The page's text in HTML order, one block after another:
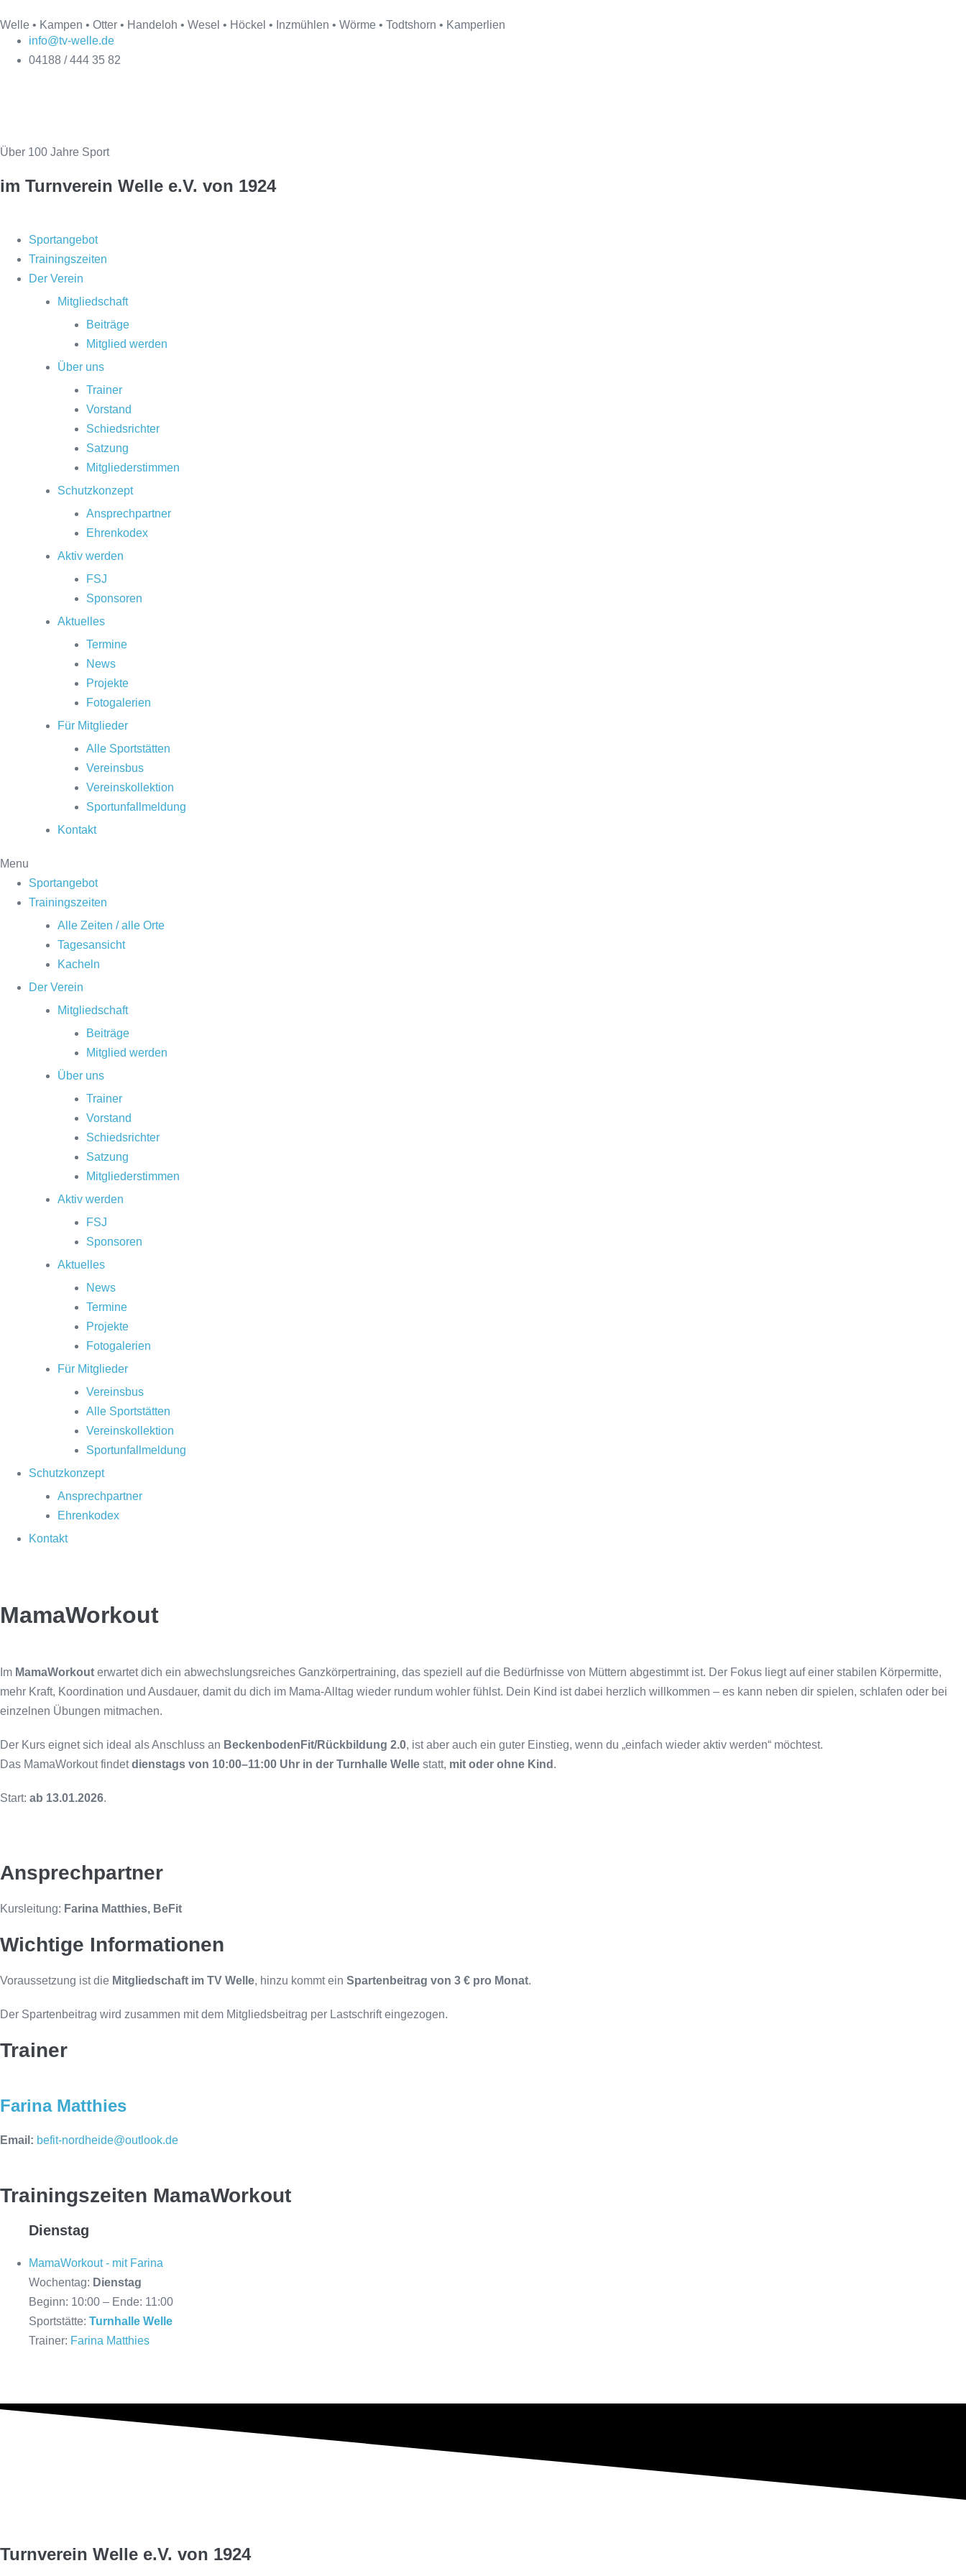
Welle • Kampen • Otter • Handeloh • Wesel • Höckel • Inzmühlen • Wörme • Todtshorn • Kamperlien
info@tv-welle.de
04188 / 444 35 82
Über 100 Jahre Sport
im Turnverein Welle e.V. von 1924
Sportangebot
Trainingszeiten
Der Verein
Mitgliedschaft
Beiträge
Mitglied werden
Über uns
Trainer
Vorstand
Schiedsrichter
Satzung
Mitgliederstimmen
Schutzkonzept
Ansprechpartner
Ehrenkodex
Aktiv werden
FSJ
Sponsoren
Aktuelles
Termine
News
Projekte
Fotogalerien
Für Mitglieder
Alle Sportstätten
Vereinsbus
Vereinskollektion
Sportunfallmeldung
Kontakt
Menu
Sportangebot
Trainingszeiten
Alle Zeiten / alle Orte
Tagesansicht
Kacheln
Der Verein
Mitgliedschaft
Beiträge
Mitglied werden
Über uns
Trainer
Vorstand
Schiedsrichter
Satzung
Mitgliederstimmen
Aktiv werden
FSJ
Sponsoren
Aktuelles
News
Termine
Projekte
Fotogalerien
Für Mitglieder
Vereinsbus
Alle Sportstätten
Vereinskollektion
Sportunfallmeldung
Schutzkonzept
Ansprechpartner
Ehrenkodex
Kontakt
MamaWorkout
Im MamaWorkout erwartet dich ein abwechslungsreiches Ganzkörpertraining, das speziell auf die Bedürfnisse von Müttern abgestimmt ist. Der Fokus liegt auf einer stabilen Körpermitte,
mehr Kraft, Koordination und Ausdauer, damit du dich im Mama-Alltag wieder rundum wohler fühlst. Dein Kind ist dabei herzlich willkommen – es kann neben dir spielen, schlafen oder bei
einzelnen Übungen mitmachen.
Der Kurs eignet sich ideal als Anschluss an BeckenbodenFit/Rückbildung 2.0, ist aber auch ein guter Einstieg, wenn du „einfach wieder aktiv werden“ möchtest.
Das MamaWorkout findetdienstags von 10:00–11:00 Uhr in der Turnhalle Welle statt, mit oder ohne Kind .
Start: ab 13.01.2026.
Ansprechpartner
Kursleitung: Farina Matthies, BeFit
Wichtige Informationen
Voraussetzung ist die Mitgliedschaft im TV Welle, hinzu kommt ein Spartenbeitrag von 3 € pro Monat.
Der Spartenbeitrag wird zusammen mit dem Mitgliedsbeitrag per Lastschrift eingezogen.
Trainer
Farina Matthies
Email: befit-nordheide@outlook.de
Trainingszeiten MamaWorkout
Dienstag
MamaWorkout - mit Farina
Wochentag: Dienstag
Beginn: 10:00 – Ende: 11:00
Sportstätte: Turnhalle Welle
Trainer: Farina Matthies
Turnverein Welle e.V. von 1924